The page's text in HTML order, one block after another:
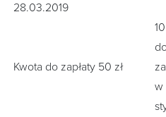
28.03.2019
Kwota do zapłaty 50 zł
w